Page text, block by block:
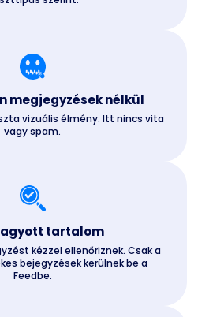
megjegyzések nélkül
vizuális élmény. Itt nincs vita
vagy spam.
tartalom
kézzel ellenőriznek. Csak a
bejegyzések kerülnek be a
Feedbe.